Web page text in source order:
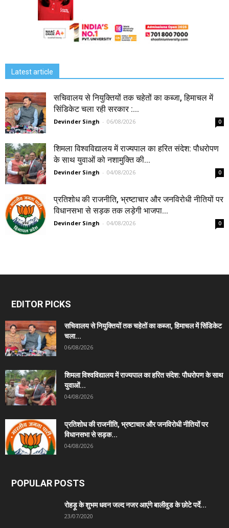
Latest article
सचिवालय से नियुक्तियों तक चहेतों का कब्जा, हिमाचल में
सिंडिकेट चला रही सरकार :...
Devinder Singh - 06/08/2026 0
शिमला विश्वविद्यालय में राज्यपाल का हरित संदेश: पौधरोपण
के साथ युवाओं को नशामुक्ति की...
Devinder Singh - 04/08/2026 0
प्रतिशोध की राजनीति, भ्रष्टाचार और जनविरोधी नीतियों पर
विधानसभा से सड़क तक लड़ेगी भाजपा...
Devinder Singh - 04/08/2026 0
EDITOR PICKS
सचिवालय से नियुक्तियों तक चहेतों का कब्जा, हिमाचल में सिंडिकेट
चला...
06/08/2026
शिमला विश्वविद्यालय में राज्यपाल का हरित संदेश: पौधरोपण के साथ
युवाओं...
04/08/2026
प्रतिशोध की राजनीति, भ्रष्टाचार और जनविरोधी नीतियों पर
विधानसभा से सड़क...
04/08/2026
POPULAR POSTS
रोहड़ू के शुभम धवन जल्द नजर आएंगे बालीवुड के छोटे पर्दे...
23/07/2020